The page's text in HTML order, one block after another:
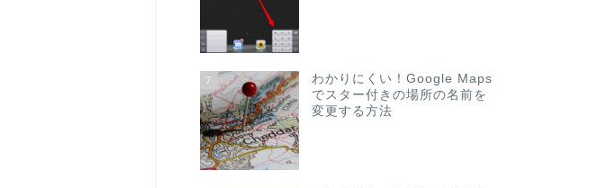
7
わかりにくい！Google Maps
でスター付きの場所の名前を
変更する方法